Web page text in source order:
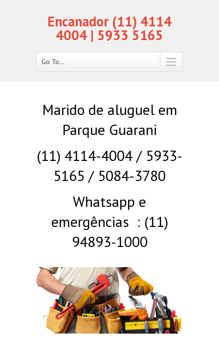
Encanador (11) 4114
4004 | 5933 5165
Go To...
Marido de aluguel em
Parque Guarani
(11) 4114-4004 / 5933-
5165 / 5084-3780
Whatsapp e
emergências : (11)
94893-1000